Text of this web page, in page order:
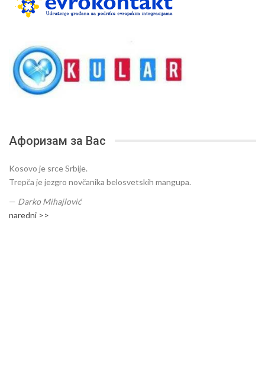
Афоризам за Вас
Kosovo je srce Srbije.
Trepča je jezgro novčanika belosvetskih mangupa.
— Darko Mihajlović
naredni >>